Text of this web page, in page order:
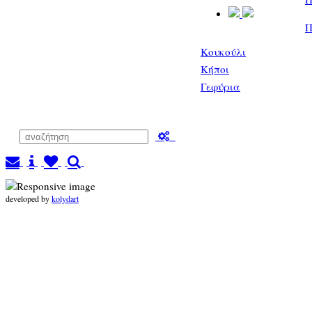
Κουκούλι
Κήποι
Γεφύρια
developed bykolydart